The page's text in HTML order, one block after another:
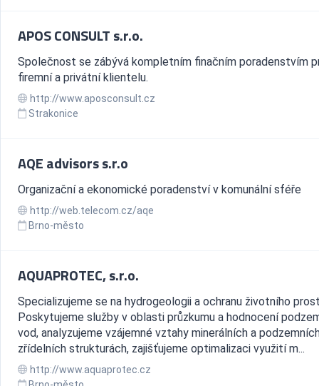
APOS CONSULT s.r.o.
Společnost se zábývá kompletním finačním poradenstvím
firemní a privátní klientelu.
http://www.aposconsult.cz
Strakonice
AQE advisors s.r.o
Organizační a ekonomické poradenství v komunální sféře
http://web.telecom.cz/aqe
Brno-město
AQUAPROTEC, s.r.o.
Specializujeme se na hydrogeologii a ochranu životního
Poskytujeme služby v oblasti průzkumu a hodnocení
vod, analyzujeme vzájemné vztahy minerálních a
zřídelních strukturách, zajišťujeme optimalizaci využití m...
http://www.aquaprotec.cz